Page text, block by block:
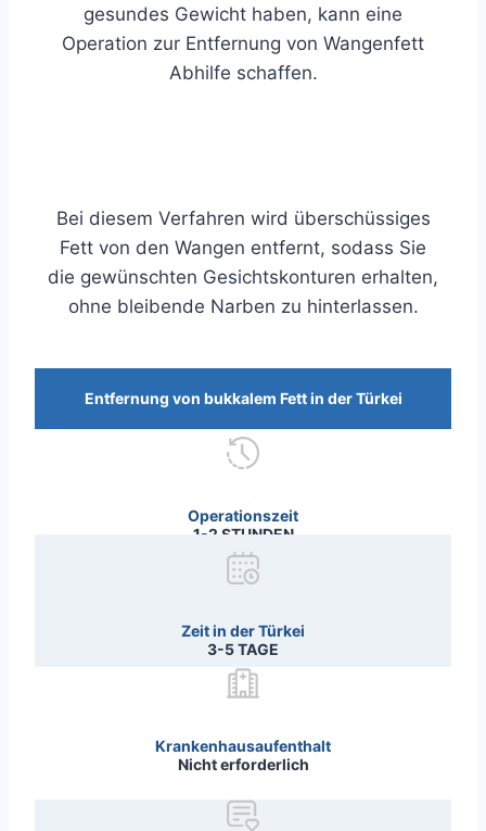
gesundes Gewicht haben, kann eine
Operation zur Entfernung von Wangenfett
Abhilfe schaffen.
Bei diesem Verfahren wird überschüssiges
Fett von den Wangen entfernt, sodass Sie
die gewünschten Gesichtskonturen erhalten,
ohne bleibende Narben zu hinterlassen.
Entfernung von bukkalem Fett in der Türkei
Operationszeit
1-2 STUNDEN
Zeit in der Türkei
3-5 TAGE
Krankenhausaufenthalt
Nicht erforderlich